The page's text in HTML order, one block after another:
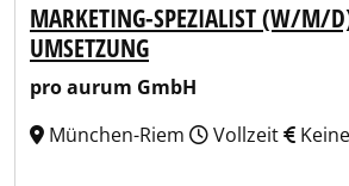
MARKETING-SPEZIALIST (W/M/
UMSETZUNG
pro aurum GmbH
München-Riem
Vollzeit